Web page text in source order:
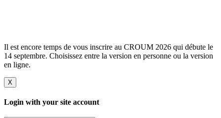
Il est encore temps de vous inscrire au CROUM 2026 qui débute le
14 septembre. Choisissez entre la version en personne ou la version
en ligne.
X
Login with your site account